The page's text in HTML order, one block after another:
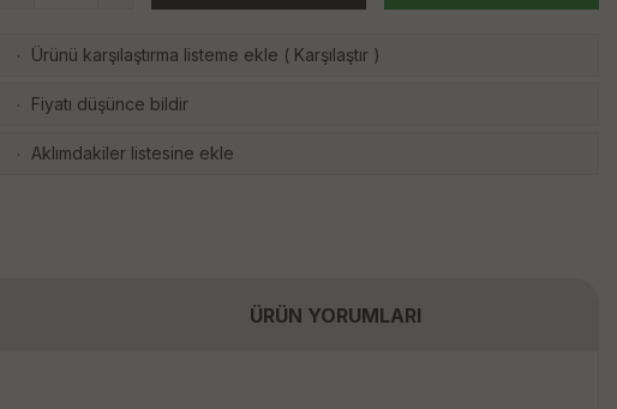
· Ürünü karşılaştırma listeme ekle ( Karşılaştır )
· Fiyatı düşünce bildir
· Aklımdakiler listesine ekle
ÜRÜN YORUMLARI